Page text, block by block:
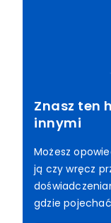
Znasz ten
innymi
Możesz
ją czy wręcz
gdzie